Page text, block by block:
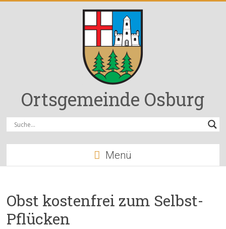
Ortsgemeinde Osburg
Menü
Obst kostenfrei zum Selbst-
Pflücken